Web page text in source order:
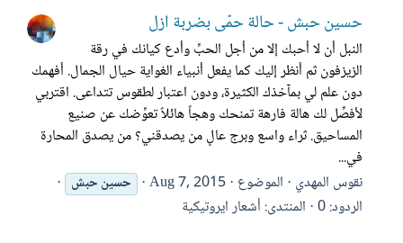
حسين حبش - حالة حمَّى بضربة أزل
النبل أن لا أحبك إلا من أجل الحبِّ وأدع كيانك في رقة
الزيزفون ثم أنظر إليك كما يفعل أنبياء الغواية حيال الجمال. أفهمك
دون علم لي بمآخذك الكثيرة، ودون اعتبار لطقوس تتداعى. اقتربي
لأفصِّل لك هالة فارهة تمنحك وهجاً هائلاً تعوِّضك عن صنيع
المساحيق. ثراء واسع وبرج عالٍ من يصدقني؟ من يصدق المحارة
في...
نقوس المهدي الموضوع Aug 7, 2015 حسينحبش
الردود: 0 المنتدى: أشعار ايروتيكية